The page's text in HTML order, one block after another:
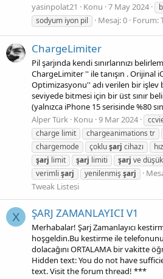
yasinpolat21
Konu 7 May 2024
sodyum iyon pil
Mesaj: 0 Forum:
ChargeLimiter
Pil şarjında kendi sınırlarınızı
ChargeLimiter '' ile tanışın . Orijinal
Optimizasyonu'' adı verilen bir işlev
seviyede bitmesi için bir üst sınır
(yalnızca iPhone 15 serisinde %80
Alper Türk Konu 9 Mar 2024
charge limit
chargeanimations tr
chargemode
çokluşarj cihazı
şarj limit şarj limiti şarj ve
verimli şarj yenilenmiş şarj
Tweak Listesi
X ŞARJ ZAMANLAYICI V1
Merhabalar! Şarj Zamanlayıcı
hoşgeldin.Bu kestirme ile
dolacağını ORTALAMA bir vakitte
Hidden text: You do not have
text. Visit the forum thread! ***